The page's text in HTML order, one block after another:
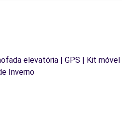
elevatória | GPS | Kit
Inverno